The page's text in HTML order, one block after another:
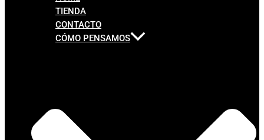
TIENDA
CONTACTO
CÓMO PENSAMOS